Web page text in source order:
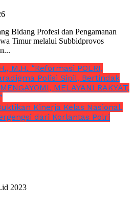
Bidang Profesi dan Pengamanan
Timur melalui Subbidprovos
M.H. “Reformasi POLRI,
Polisi Sipil, Bertindak
MELAYANI RAKYAT,
Kinerja Kelas Nasional,
dari Korlantas Polri
2023